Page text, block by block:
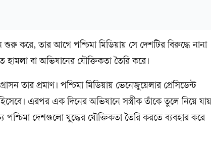
শুরু করে, তার আগে পশ্চিমা মিডিয়ায় সে দেশটির বিরুদ্ধে নানা
বা অভিযানের যৌক্তিকতা তৈরি করে।
তার প্রমাণ। পশ্চিমা মিডিয়ায় ভেনেজুয়েলার প্রেসিডেন্ট
এরপর এক দিনের অভিযানে সস্ত্রীক তাঁকে তুলে নিয়ে যায়
পশ্চিমা দেশগুলো যুদ্ধের যৌক্তিকতা তৈরি করতে ব্যবহার করে